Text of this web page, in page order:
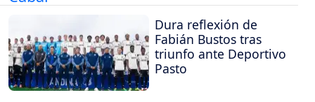
Dura reflexión de
Fabián Bustos tras
triunfo ante Deportivo
Pasto